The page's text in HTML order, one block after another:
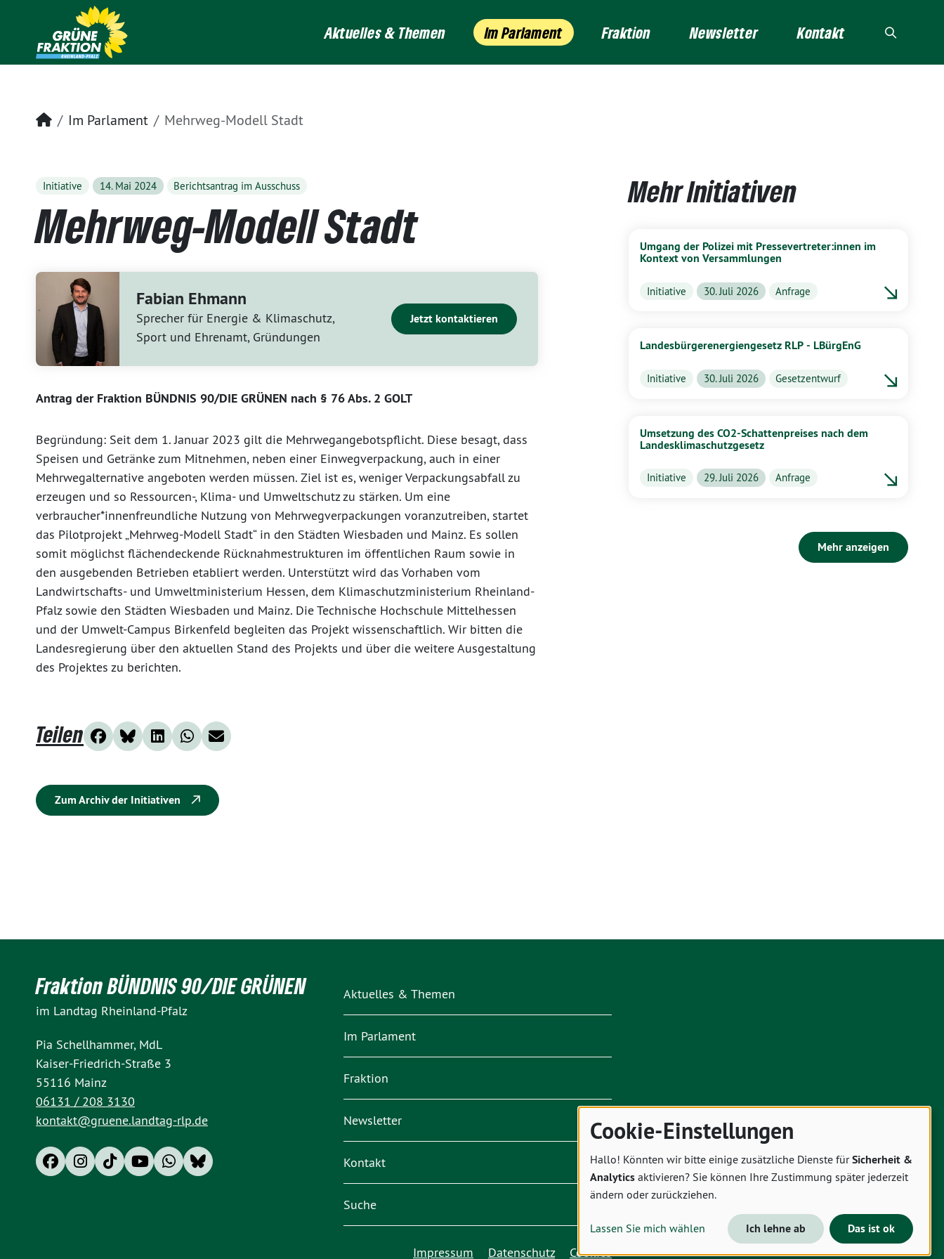
Aktuelles & Themen Im Parlament Fraktion Newsletter Kontakt
Startseite
Im Parlament Mehrweg-Modell Stadt
Initiative 14. Mai 2024 Berichtsantrag im Ausschuss
Mehrweg-Modell Stadt
Fabian Ehmann
Sprecher für Energie & Klimaschutz,
Sport und Ehrenamt, Gründungen
Jetzt kontaktieren
Antrag der Fraktion BÜNDNIS 90/DIE GRÜNEN nach § 76 Abs. 2 GOLT
Begründung: Seit dem 1. Januar 2023 gilt die Mehrwegangebotspflicht. Diese besagt, dass
Speisen und Getränke zum Mitnehmen, neben einer Einwegverpackung, auch in einer
Mehrwegalternative angeboten werden müssen. Ziel ist es, weniger Verpackungsabfall zu
erzeugen und so Ressourcen-, Klima- und Umweltschutz zu stärken. Um eine
verbraucher*innenfreundliche Nutzung von Mehrwegverpackungen voranzutreiben, startet
das Pilotprojekt „Mehrweg-Modell Stadt“ in den Städten Wiesbaden und Mainz. Es sollen
somit möglichst flächendeckende Rücknahmestrukturen im öffentlichen Raum sowie in
den ausgebenden Betrieben etabliert werden. Unterstützt wird das Vorhaben vom
Landwirtschafts- und Umweltministerium Hessen, dem Klimaschutzministerium Rheinland-
Pfalz sowie den Städten Wiesbaden und Mainz. Die Technische Hochschule Mittelhessen
und der Umwelt-Campus Birkenfeld begleiten das Projekt wissenschaftlich. Wir bitten die
Landesregierung über den aktuellen Stand des Projekts und über die weitere Ausgestaltung
des Projektes zu berichten.
Teilen
Zum Archiv der Initiativen
Mehr Initiativen
Umgang der Polizei mit Pressevertreter:innen im
Kontext von Versammlungen
Initiative 30. Juli 2026 Anfrage
Landesbürgerenergiengesetz RLP - LBürgEnG
Initiative 30. Juli 2026 Gesetzentwurf
Umsetzung des CO2-Schattenpreises nach dem
Landesklimaschutzgesetz
Initiative 29. Juli 2026 Anfrage
Mehr anzeigen
Fraktion BÜNDNIS 90/DIE GRÜNEN
im Landtag Rheinland-Pfalz
Pia Schellhammer, MdL
Kaiser-Friedrich-Straße 3
55116 Mainz
06131 / 208 3130
kontakt@gruene.landtag-rlp.de
Aktuelles & Themen
Im Parlament
Fraktion
Newsletter
Kontakt
Suche
Impressum Datenschutz Cookies
Cookie-Einstellungen
Hallo! Könnten wir bitte einige zusätzliche Dienste fürSicherheit &
Analytics aktivieren? Sie können Ihre Zustimmung später jederzeit
ändern oder zurückziehen.
Lassen Sie mich wählen Ich lehne ab Das ist ok